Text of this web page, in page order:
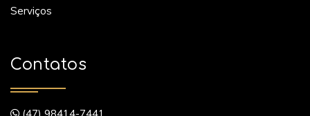
Serviços
Contatos
(47) 98414-7441